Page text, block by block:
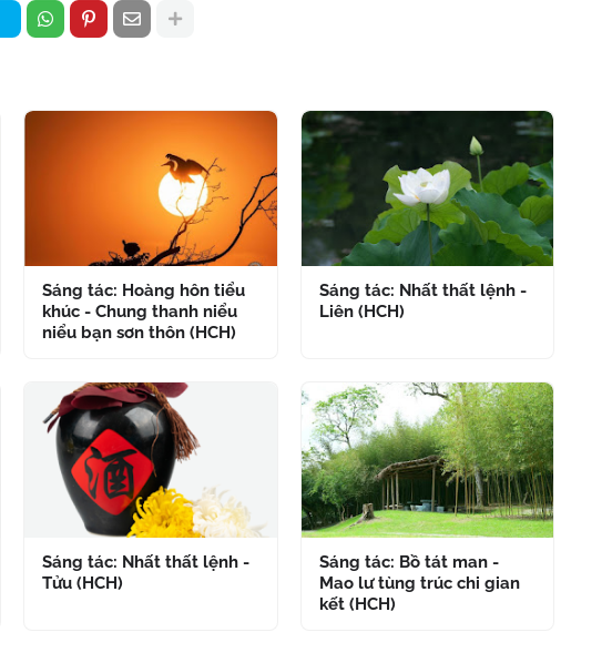
Sáng tác: Hoàng hôn tiểu
khúc - Chung thanh niểu
niểu bạn sơn thôn (HCH)
Sáng tác: Nhất thất lệnh -
Liên (HCH)
Sáng tác: Nhất thất lệnh -
Tửu (HCH)
Sáng tác: Bồ tát man -
Mao lư tùng trúc chi gian
kết (HCH)